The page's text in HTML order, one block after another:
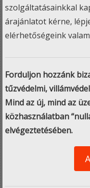
szolgáltatásainkkal
árajánlatot kérne,
elérhetőségeink
Forduljon hozzánk
tűzvédelmi,
Mind az új, mind az
közhasználatban
elvégeztetésében.